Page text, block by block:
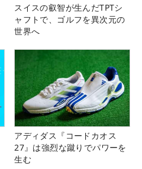
スイスの叡智が生んだTPTシ
ャフトで、ゴルフを異次元の
世界へ
アディダス『コードカオス
27』は強烈な蹴りでパワーを
生む